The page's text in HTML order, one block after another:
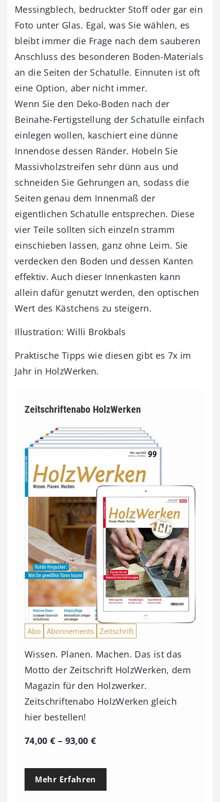
Messingblech, bedruckter Stoff oder gar ein
Foto unter Glas. Egal, was Sie wählen, es
bleibt immer die Frage nach dem sauberen
Anschluss des besonderen Boden-Materials
an die Seiten der Schatulle. Einnuten ist oft
eine Option, aber nicht immer.
Wenn Sie den Deko-Boden nach der
Beinahe-Fertigstellung der Schatulle einfach
einlegen wollen, kaschiert eine dünne
Innendose dessen Ränder. Hobeln Sie
Massivholzstreifen sehr dünn aus und
schneiden Sie Gehrungen an, sodass die
Seiten genau dem Innenmaß der
eigentlichen Schatulle entsprechen. Diese
vier Teile sollten sich einzeln stramm
einschieben lassen, ganz ohne Leim. Sie
verdecken den Boden und dessen Kanten
effektiv. Auch dieser Innenkasten kann
allein dafür genutzt werden, den optischen
Wert des Kästchens zu steigern.
Illustration: Willi Brokbals
Praktische Tipps wie diesen gibt es 7x im
Jahr in HolzWerken.
Zeitschriftenabo HolzWerken
Abo Abonnements Zeitschrift
Wissen. Planen. Machen. Das ist das
Motto der Zeitschrift HolzWerken, dem
Magazin für den Holzwerker.
Zeitschriftenabo HolzWerken gleich
hier bestellen!
74,00€ – 93,00 €P
e
Mehr Erfahren